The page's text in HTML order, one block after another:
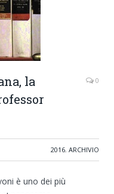
la
0
2016, ARCHIVIO
è uno dei più